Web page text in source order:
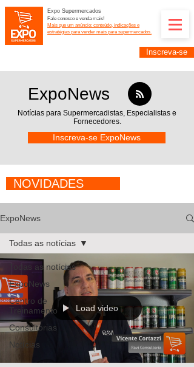
Expo Supermercados
Fale conosco e venda mais!
Mais que um anúncio: conteúdo, indicações e
estratégias para vender mais para supermercados.
Inscreva-se
ExpoNews
Notícias para Supermercadistas, Especialistas e
Fornecedores.
Inscreva-se ExpoNews
NOVIDADES
ExpoNews
Todas as notícias
ExpoNews
Centro de
Treinamento
Consultorias
Notícias
Todas as notícias
Load video